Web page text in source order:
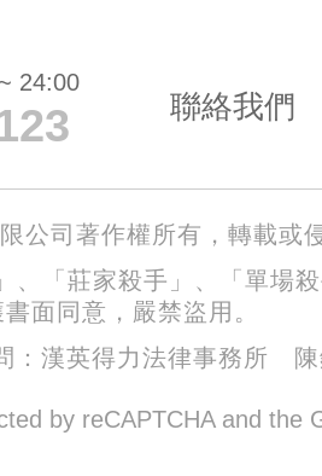
24:00
聯絡我們
公司著作權所有，轉載或
、「莊家殺手」、「單場
面同意，嚴禁盜用。
：漢英得力法律事務所 陳
by reCAPTCHA and the